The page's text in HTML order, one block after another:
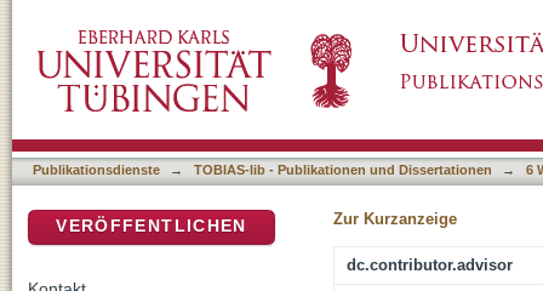
und Kündigungen im Lehrberuf
Publikationsdienste → TOBIAS-lib - Publikationen und Dissertationen → 6
Zur Kurzanzeige
dc.contributor.advisor
VERÖFFENTLICHEN